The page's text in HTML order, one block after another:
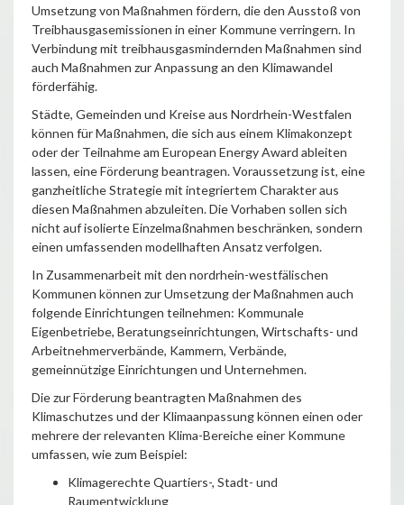
Umsetzung von Maßnahmen fördern, die den Ausstoß von
Treibhausgasemissionen in einer Kommune verringern. In
Verbindung mit treibhausgasmindernden Maßnahmen sind
auch Maßnahmen zur Anpassung an den Klimawandel
förderfähig.
Städte, Gemeinden und Kreise aus Nordrhein-Westfalen
können für Maßnahmen, die sich aus einem Klimakonzept
oder der Teilnahme am European Energy Award ableiten
lassen, eine Förderung beantragen. Voraussetzung ist, eine
ganzheitliche Strategie mit integriertem Charakter aus
diesen Maßnahmen abzuleiten. Die Vorhaben sollen sich
nicht auf isolierte Einzelmaßnahmen beschränken, sondern
einen umfassenden modellhaften Ansatz verfolgen.
In Zusammenarbeit mit den nordrhein-westfälischen
Kommunen können zur Umsetzung der Maßnahmen auch
folgende Einrichtungen teilnehmen: Kommunale
Eigenbetriebe, Beratungseinrichtungen, Wirtschafts- und
Arbeitnehmerverbände, Kammern, Verbände,
gemeinnützige Einrichtungen und Unternehmen.
Die zur Förderung beantragten Maßnahmen des
Klimaschutzes und der Klimaanpassung können einen oder
mehrere der relevanten Klima-Bereiche einer Kommune
umfassen, wie zum Beispiel:
Klimagerechte Quartiers-, Stadt- und
Raumentwicklung